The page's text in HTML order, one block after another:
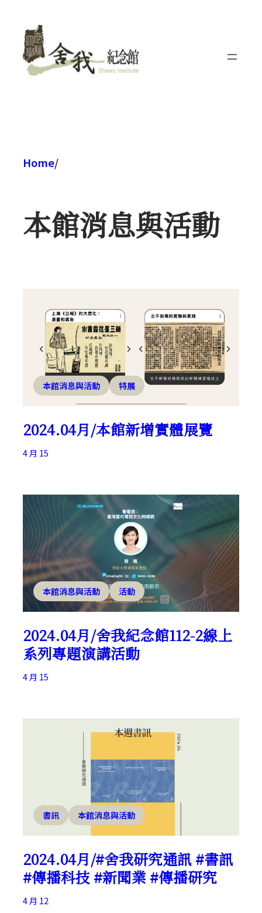
Home/
本館消息與活動
本館消息與活動 特展
2024.04月/本館新增實體展覽
4 月 15
本館消息與活動 活動
2024.04月/舍我紀念館112-2線上
系列專題演講活動
4 月 15
書訊 本館消息與活動
2024.04月/#舍我研究通訊 #書訊
#傳播科技 #新聞業 #傳播研究
4 月 12